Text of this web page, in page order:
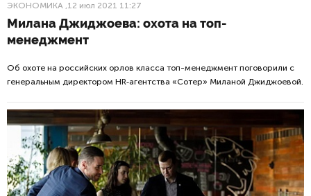
ЭКОНОМИКА ,12 июл 2021 11:27
Милана Джиджоева: охота на топ-
менеджмент
Об охоте на российских орлов класса топ-менеджмент поговорили с
генеральным директором HR‑агентства «Сотер» Миланой Джиджоевой.